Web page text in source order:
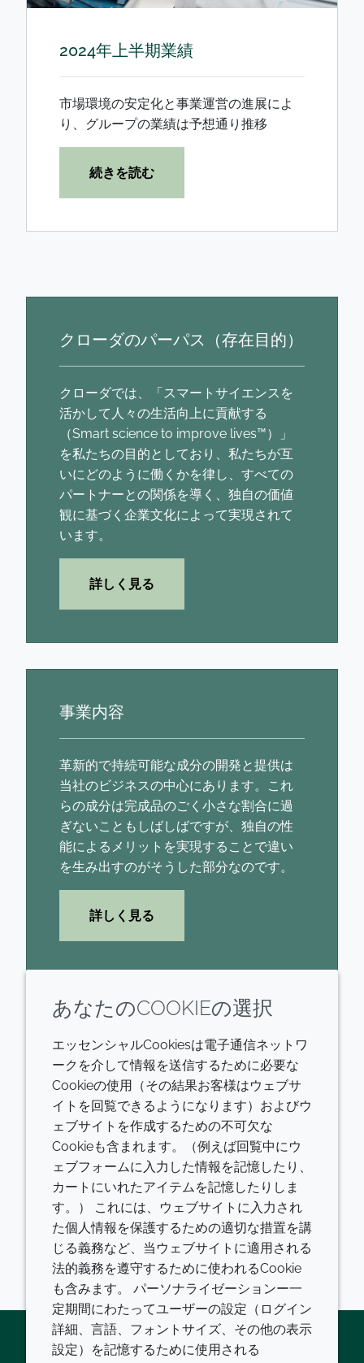
2024年上半期業績
市場環境の安定化と事業運営の進展によ
り、グループの業績は予想通り推移
続きを読む
クローダのパーパス（存在目的）
クローダでは、「スマートサイエンスを
活かして人々の生活向上に貢献する
（Smart science to improve lives™）」
を私たちの目的としており、私たちが互
いにどのように働くかを律し、すべての
パートナーとの関係を導く、独自の価値
観に基づく企業文化によって実現されて
います。
詳しく見る
事業内容
革新的で持続可能な成分の開発と提供は
当社のビジネスの中心にあります。これ
らの成分は完成品のごく小さな割合に過
ぎないこともしばしばですが、独自の性
能によるメリットを実現することで違い
を生み出すのがそうした部分なのです。
詳しく見る
クローダのコミットメント
クローダのコミットメントは、2030年ま
でに気候、土地、人々にポジティブであ
ることです。
詳しく見る
あなたのCOOKIEの選択
エッセンシャルCookiesは電子通信ネットワ
ークを介して情報を送信するために必要な
Cookieの使用（その結果お客様はウェブサ
イトを回覧できるようになります）およびウ
ェブサイトを作成するための不可欠な
Cookieも含まれます。（例えば回覧中にウ
ェブフォームに入力した情報を記憶したり、
カートにいれたアイテムを記憶したりしま
す。） これには、ウェブサイトに入力され
た個人情報を保護するための適切な措置を講
じる義務など、当ウェブサイトに適用される
法的義務を遵守するために使われるCookie
も含みます。 パーソナライゼーションー一
定期間にわたってユーザーの設定（ログイン
詳細、言語、フォントサイズ、その他の表示
設定）を記憶するために使用される